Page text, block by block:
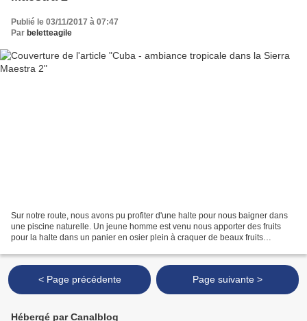
Publié le 03/11/2017 à 07:47
Par beletteagile
Sur notre route, nous avons pu profiter d'une halte pour nous baigner dans
une piscine naturelle. Un jeune homme est venu nous apporter des fruits
pour la halte dans un panier en osier plein à craquer de beaux fruits
< Page précédente Page suivante >
Hébergé par Canalblog